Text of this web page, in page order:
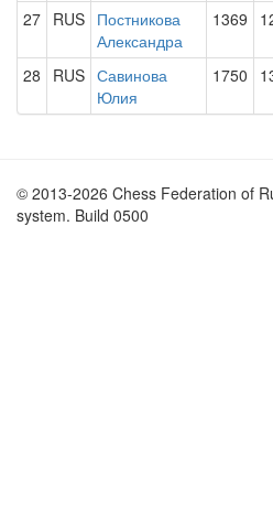
27 RUS Постникова
Александра
1369
28 RUS Савинова
Юлия
1750
© 2013-2026 Chess Federation of
system. Build 0500